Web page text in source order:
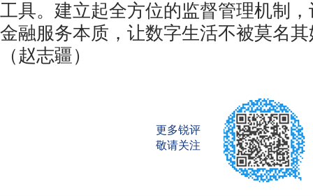
工具。建立起全方位的监督管理机制
金融服务本质，让数字生活不被莫名
（赵志疆）
更多锐评
敬请关注